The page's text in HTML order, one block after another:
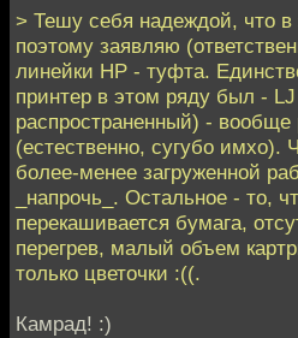
> Тешу себя надеждой, что
поэтому заявляю
линейки HP - туфта.
принтер в этом ряду был -
распространенный) - вообще
(естественно, сугубо имхо).
более-менее загруженной
_напрочь_. Остальное - то,
перекашивается бумага,
перегрев, малый объем
только цветочки :((.
Камрад! :)